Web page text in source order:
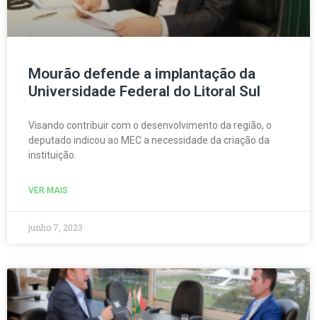
Mourão defende a implantação da
Universidade Federal do Litoral Sul
Visando contribuir com o desenvolvimento da região, o
deputado indicou ao MEC a necessidade da criação da
instituição.
VER MAIS
junho 7, 2023